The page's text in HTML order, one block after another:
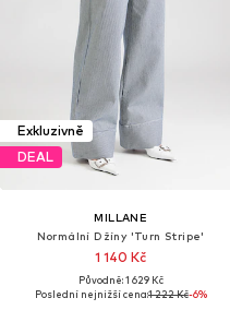
Exkluzivně
DEAL
MILLANE
Normální Džíny 'Turn Stripe'
1 140 Kč
Původně: 1 629 Kč
Poslední nejnižší cena:1 222 Kč-6%